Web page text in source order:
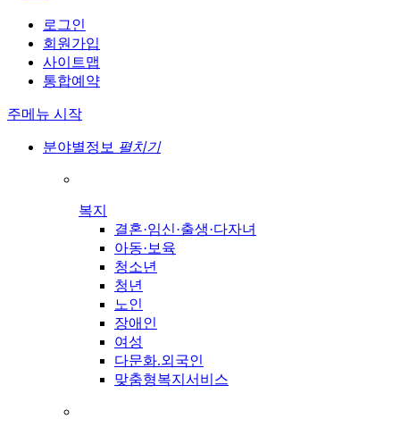
로그인
회원가입
사이트맵
통합예약
주메뉴 시작
분야별정보 펼치기
복지
결혼·임신·출생·다자녀
아동·보육
청소년
청년
노인
장애인
여성
다문화.외국인
맞춤형복지서비스